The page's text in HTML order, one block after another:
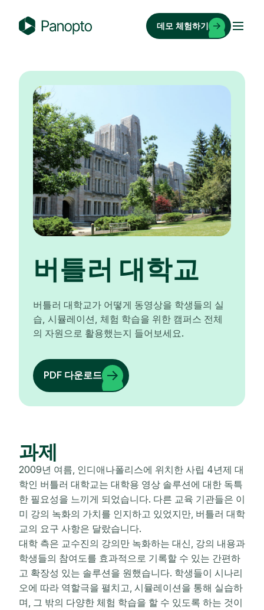
n
데모 체험하기
버틀러 대학교
버틀러 대학교가 어떻게 동영상을 학생들의 실
습, 시뮬레이션, 체험 학습을 위한 캠퍼스 전체
의 자원으로 활용했는지 들어보세요.
PDF 다운로드
과제
2009년 여름, 인디애나폴리스에 위치한 사립 4년제 대
학인 버틀러 대학교는 대학용 영상 솔루션에 대한 독특
한 필요성을 느끼게 되었습니다. 다른 교육 기관들은 이
미 강의 녹화의 가치를 인지하고 있었지만, 버틀러 대학
교의 요구 사항은 달랐습니다.
대학 측은 교수진의 강의만 녹화하는 대신, 강의 내용과
학생들의 참여도를 효과적으로 기록할 수 있는 간편하
고 확장성 있는 솔루션을 원했습니다. 학생들이 시나리
오에 따라 역할극을 펼치고, 시뮬레이션을 통해 실습하
며, 그 밖의 다양한 체험 학습을 할 수 있도록 하는 것이